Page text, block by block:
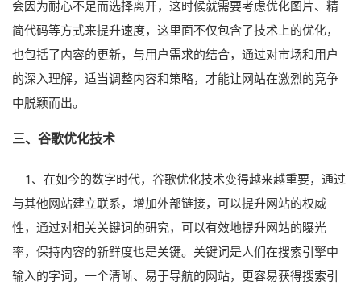
会因为耐心不足而选择离开，这时候就需要考虑优化图片、精
简代码等方式来提升速度，这里面不仅包含了技术上的优化，
也包括了内容的更新，与用户需求的结合，通过对市场和用户
的深入理解，适当调整内容和策略，才能让网站在激烈的竞争
中脱颖而出。
三、谷歌优化技术
1、在如今的数字时代，谷歌优化技术变得越来越重要，通过
与其他网站建立联系，增加外部链接，可以提升网站的权威
性，通过对相关关键词的研究，可以有效地提升网站的曝光
率，保持内容的新鲜度也是关键。关键词是人们在搜索引擎中
输入的字词，一个清晰、易于导航的网站，更容易获得搜索引